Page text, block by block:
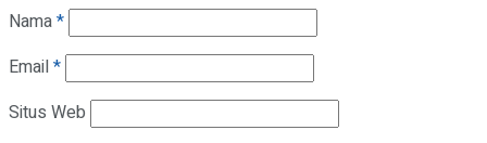
Nama*
Email*
Situs Web